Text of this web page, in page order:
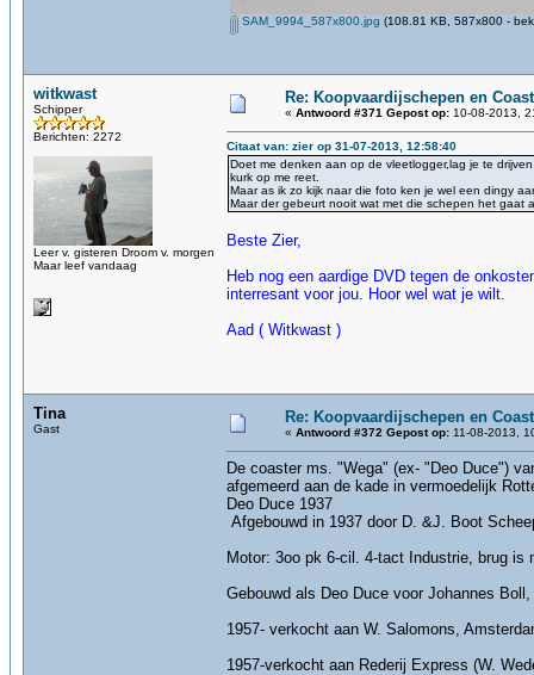
SAM_9994_587x800.jpg (108.81 KB, 587x800 -
witkwast
Schipper
Berichten: 2272
Leer v. gisteren Droom v. morgen
Maar leef vandaag
Re: Koopvaardijschepen en
« Antwoord #371 Gepost op: 10-08-2013,
Citaat van: zier op 31-07-2013, 12:58:40
Doet me denken aan op de vleetlogger,lag je te
kurk op me reet.
Maar as ik zo kijk naar die foto ken je wel een dingy
Maar der gebeurt nooit wat met die schepen het gaat
Beste Zier,
Heb nog een aardige DVD tegen de
interresant voor jou. Hoor wel wat je wilt.
Aad ( Witkwast )
Tina
Gast
Re: Koopvaardijschepen en
« Antwoord #372 Gepost op: 11-08-2013,
De coaster ms. "Wega" (ex- "Deo Duce")
afgemeerd aan
Deo Duce 1937
Afgebouwd in 1937 door D. &J. Boot
Motor: 3oo pk 6-cil. 4-tact Industrie, brug is
Gebouwd als Deo Duce voor Johannes
1957- verkocht aan W. Salomons,
1957-verkocht aan Rederij Express (W.